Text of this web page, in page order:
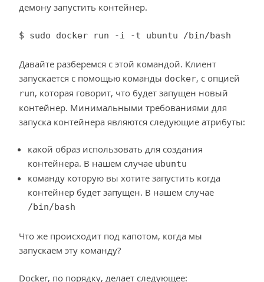
демону запустить контейнер.
$ sudo docker run -i -t ubuntu /bin/bash
Давайте разберемся с этой командой. Клиент
запускается с помощью команды docker, с опцией
run, которая говорит, что будет запущен новый
контейнер. Минимальными требованиями для
запуска контейнера являются следующие атрибуты:
какой образ использовать для создания
контейнера. В нашем случае ubuntu
команду которую вы хотите запустить когда
контейнер будет запущен. В нашем случае
/bin/bash
Что же происходит под капотом, когда мы
запускаем эту команду?
Docker, по порядку, делает следующее: